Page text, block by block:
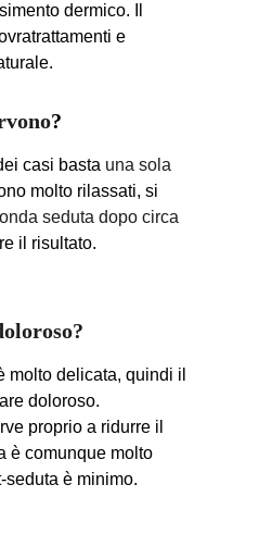
dermico. Il
e
?
casi basta una sola
molto rilassati, si
seduta dopo circa
il risultato.
molto delicata, quindi il
doloroso.
proprio a ridurre il
è comunque molto
seduta è minimo.